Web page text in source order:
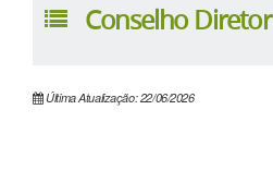
Conselho Diretor
Última Atualização: 22/06/2026